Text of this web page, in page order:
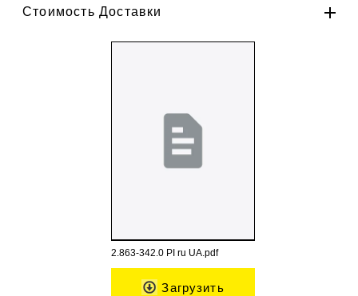
Стоимость Доставки
2.863-342.0 PI ru UA.pdf
Загрузить